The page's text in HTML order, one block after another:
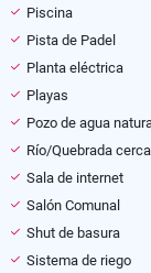
Piscina
Pista de Padel
Planta eléctrica
Playas
Pozo de agua
Río/Quebrada
Sala de internet
Salón Comunal
Shut de basura
Sistema de riego